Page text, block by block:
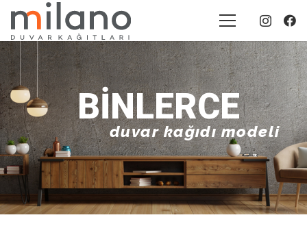
BINLERCE
duvar kağıdı modeli